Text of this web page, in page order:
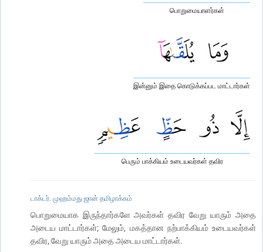
பொறுமையாளர்கள்
இன்னும் இதை கொடுக்கப்பட மாட்டார்கள்
பெரும் பாக்கியம் உடையவர்கள் தவிர
டாக்டர். முஹம்மது ஜான் தமிழாக்கம்
பொறுமையாக இருந்தார்களே அவர்கள் தவிர வேறு யாரும் அதை
அடைய மாட்டார்கள்; மேலும், மகத்தான நற்பாக்கியம் உடையவர்கள்
தவிர, வேறு யாரும் அதை அடைய மாட்டார்கள்.